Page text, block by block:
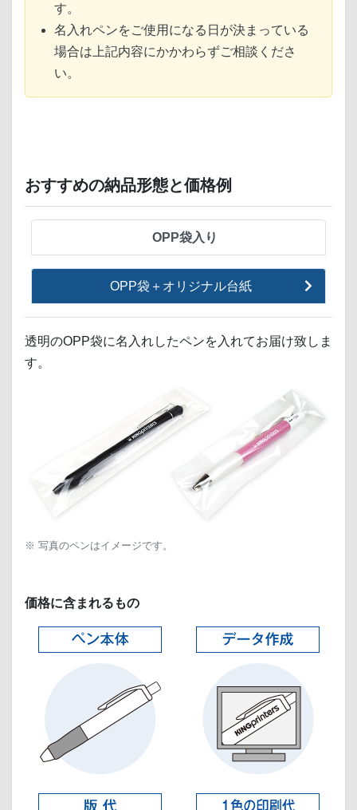
す。
名入れペンをご使用になる日が決まっている
場合は上記内容にかかわらずご相談くださ
い。
おすすめの納品形態と価格例
OPP袋入り
OPP袋＋オリジナル台紙
透明のOPP袋に名入れしたペンを入れてお届け致しま
す。
※ 写真のペンはイメージです。
価格に含まれるもの